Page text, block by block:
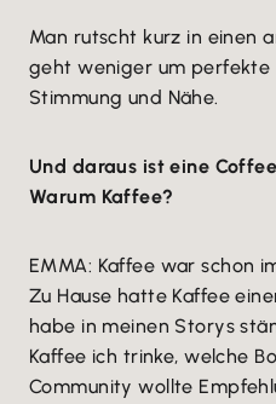
Man rutscht kurz in einen
geht weniger um perfekte
Stimmung und Nähe.
Und daraus ist eine
Warum Kaffee?
EMMA: Kaffee war schon
Zu Hause hatte Kaffee
habe in meinen Storys
Kaffee ich trinke, welche
Community wollte